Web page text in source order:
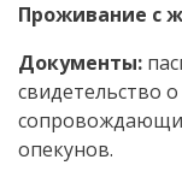
Проживание с
Документы:
свидетельство
опекунов.